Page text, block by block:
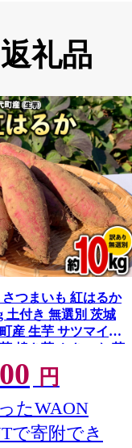
礼品
つまいも 紅はるか
土付き 無選別 茨城
産 生芋 サツマイモ
焼き芋 やきいも 芋
不揃い 規格外 長期
つ デザート 秋 旬
【 先行予約 2026年
以降発送 】
円
たWAON
で寄附でき